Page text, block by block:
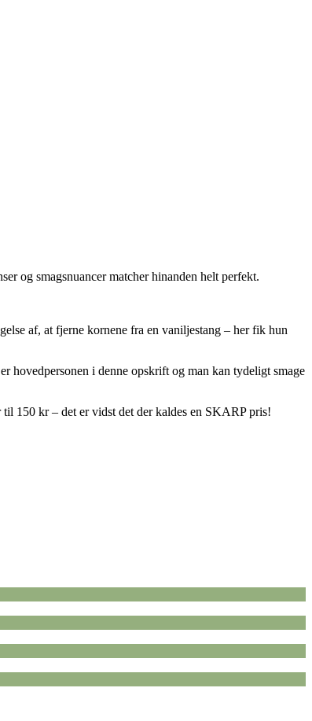
og smagsnuancer matcher hinanden helt perfekt.
af, at fjerne kornene fra en vaniljestang – her fik hun
i denne opskrift og man kan tydeligt smage
150 kr – det er vidst det der kaldes en SKARP pris!